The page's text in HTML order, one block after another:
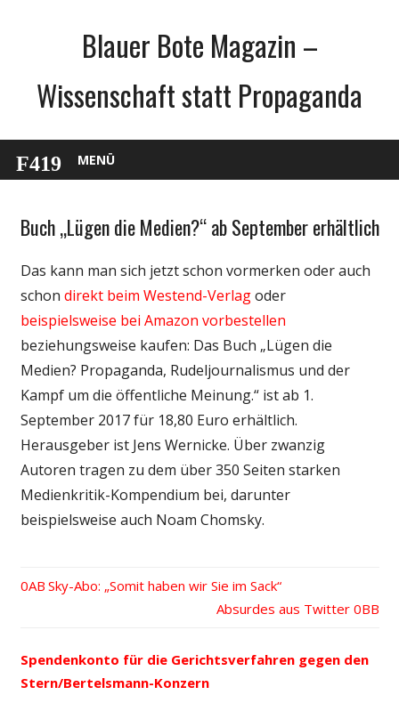
Blauer Bote Magazin –
Wissenschaft statt Propaganda
MENÜ
Gesellschaft
Politik
Unterhaltung
Wissenschaft
Buch „Lügen die Medien?“ ab September erhältlich
Das kann man sich jetzt schon vormerken oder auch
schon direkt beim Westend-Verlagoder
beispielsweise bei Amazon vorbestellen
beziehungsweise kaufen: Das Buch „Lügen die
Medien? Propaganda, Rudeljournalismus und der
Kampf um die öffentliche Meinung.“ ist ab 1.
September 2017 für 18,80 Euro erhältlich.
Herausgeber ist Jens Wernicke. Über zwanzig
Autoren tragen zu dem über 350 Seiten starken
Medienkritik-Kompendium bei, darunter
beispielsweise auch Noam Chomsky.
Vorheriger
Sky-Abo: „Somit haben wir Sie im Sack“
Nächster
Absurdes aus Twitter
Spendenkonto für die Gerichtsverfahren gegen den
Stern/Bertelsmann-Konzern